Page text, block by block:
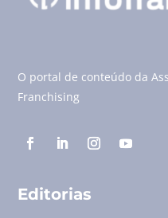
O portal de conteúdo da
Franchising
Editorias